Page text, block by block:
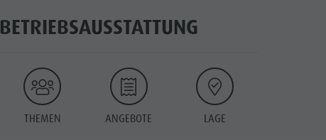
BETRIEBSAUSSTATTUNG
THEMEN ANGEBOTE LAGE